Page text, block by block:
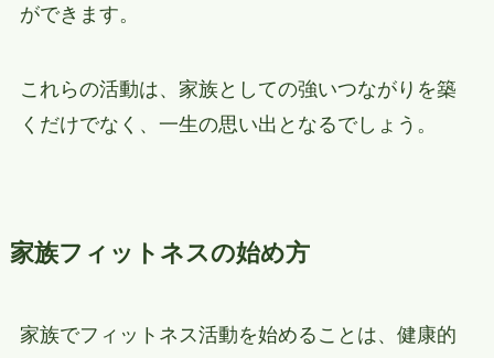
ができます。
これらの活動は、家族としての強いつながりを築
くだけでなく、一生の思い出となるでしょう。
家族フィットネスの始め方
家族でフィットネス活動を始めることは、健康的